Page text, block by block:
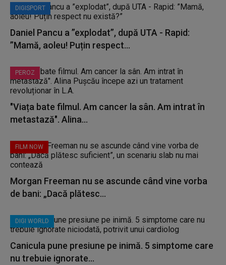
DIGISPORT
Daniel Pancu a ”explodat”, după UTA - Rapid:
”Mamă, aoleu! Puțin respect...
PEROZ
"Viața bate filmul. Am cancer la sân. Am intrat în
metastază". Alina...
FILM NOW
Morgan Freeman nu se ascunde când vine vorba
de bani: „Dacă plătesc...
DIGI WORLD
Canicula pune presiune pe inimă. 5 simptome care
nu trebuie ignorate...